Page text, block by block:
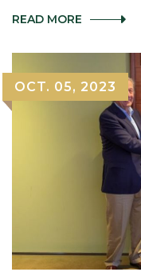
READ MORE 25º
OCT. 05, 2023